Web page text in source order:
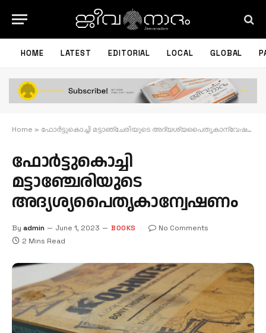
HOME LATEST EDITORIAL LOCAL GLOBAL
Home » ഫോര്‍ട്ടുകൊച്ചി മട്ടാഞ്ചേരിയുടെ അദ്യശ്യപൈതൃകാന്വേഷണം
ഫോര്‍ട്ടുകൊച്ചി
മട്ടാഞ്ചേരിയുടെ
അദ്യശ്യപൈതൃകാന്വേഷണം
By admin June 1, 2023 BOOKS
No Comments
2 Mins Read